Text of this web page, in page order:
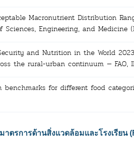
Macronutrient Distribution
Engineering, and Medicine
and Nutrition in the World
the rural-urban continuum — FAO,
benchmarks for different food
าตรการด้านสิ่งแวดล้อมและโรงเรียน